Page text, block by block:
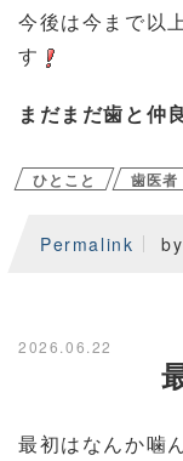
今後は今まで以
す
まだまだ歯と仲
ひとこと 歯医者
Permalink
2026.06.22
最初はなんか噛